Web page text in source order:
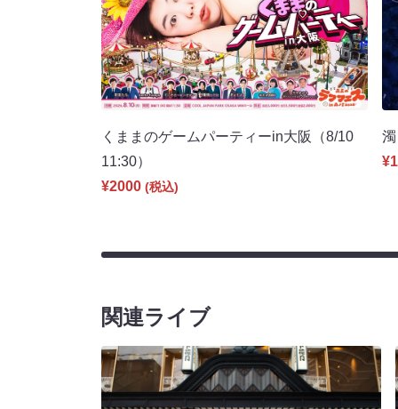
くままのゲームパーティーin大阪（8/10
11:30）
¥2000 (税込)
関連ライブ